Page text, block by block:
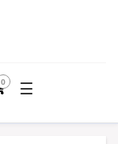
0 ☰